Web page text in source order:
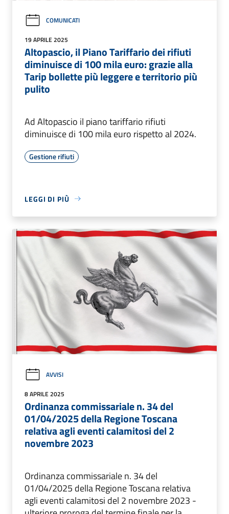
COMUNICATI
19 APRILE 2025
Altopascio, il Piano Tariffario dei rifiuti
diminuisce di 100 mila euro: grazie alla
Tarip bollette più leggere e territorio più
pulito
Ad Altopascio il piano tariffario rifiuti
diminuisce di 100 mila euro rispetto al 2024.
Gestione rifiuti
LEGGI DI PIÙ
AVVISI
8 APRILE 2025
Ordinanza commissariale n. 34 del
01/04/2025 della Regione Toscana
relativa agli eventi calamitosi del 2
novembre 2023
Ordinanza commissariale n. 34 del
01/04/2025 della Regione Toscana relativa
agli eventi calamitosi del 2 novembre 2023 -